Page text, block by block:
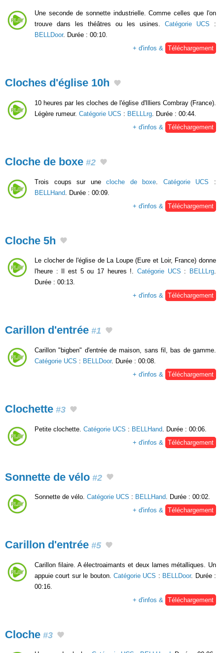
Une seconde de sonnette industrielle. Comme celles que l'on
trouve dans les théâtres ou les usines. Catégorie UCS :
BELLDoor. Durée : 00:10.
+ d'infos & Téléchargement
Cloches d'église 10h
10 heures par les cloches de l'église d'Illiers Combray (France).
Légère rumeur. Catégorie UCS : BELLLrg . Durée : 00:44.
+ d'infos &
Téléchargement
Cloche de boxe #2
Trois coups sur unecloche de boxe Catégorie UCS :
BELLHand . Durée : 00:09.
+ d'infos &
Téléchargement
Cloche 5h
Le clocher de l'église de La Loupe (Eure et Loir, France) donne
l'heure : Il est 5 ou 17 heures !. Catégorie UCS : BELLLrg.
Durée : 00:13.
+ d'infos & Téléchargement
Carillon d'entrée #1
Carillon "bigben" d'entrée de maison, sans fil, bas de gamme.
Catégorie UCS : BELLDoor. Durée : 00:08.
+ d'infos &
Téléchargement
Clochette #3
Petite clochette. Catégorie UCS : BELLHand . Durée : 00:06.
+ d'infos &
Téléchargement
Sonnette de vélo #2
Sonnette de vélo. Catégorie UCS : BELLHand. Durée : 00:02.
+ d'infos & Téléchargement
Carillon d'entrée #5
Carillon filaire. A électroaimants et deux lames métalliques. Un
appuie court sur le bouton. Catégorie UCS : BELLDoor. Durée :
00:16.
+ d'infos &
Téléchargement
Cloche #3